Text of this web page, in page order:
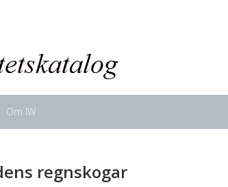
Om IW
regnskogar